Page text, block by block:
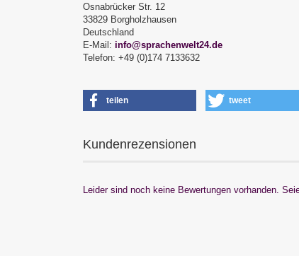
Osnabrücker Str. 12
33829 Borgholzhausen
Deutschland
E-Mail: info@sprachenwelt24.de
Telefon: +49 (0)174 7133632
teilen tweet
Kundenrezensionen
Leider sind noch keine Bewertungen vorhanden.